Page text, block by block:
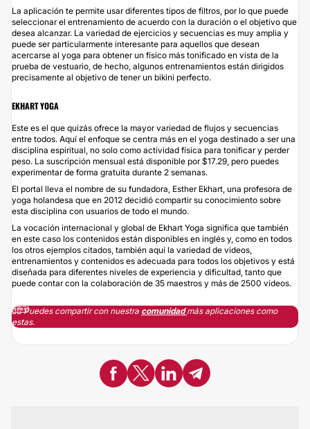
La aplicación te permite usar diferentes tipos de filtros, por lo que puede
seleccionar el entrenamiento de acuerdo con la duración o el objetivo que
desea alcanzar. La variedad de ejercicios y secuencias es muy amplia y
puede ser particularmente interesante para aquellos que desean
acercarse al yoga para obtener un físico más tonificado en vista de la
prueba de vestuario, de hecho, algunos entrenamientos están dirigidos
precisamente al objetivo de tener un bikini perfecto.
EKHART YOGA
Este es el que quizás ofrece la mayor variedad de flujos y secuencias
entre todos. Aquí el enfoque se centra más en el yoga destinado a ser una
disciplina espiritual, no solo como actividad física para tonificar y perder
peso. La suscripción mensual está disponible por $17.29, pero puedes
experimentar de forma gratuita durante 2 semanas.
El portal lleva el nombre de su fundadora, Esther Ekhart, una profesora de
yoga holandesa que en 2012 decidió compartir su conocimiento sobre
esta disciplina con usuarios de todo el mundo.
La vocación internacional y global de Ekhart Yoga significa que también
en este caso los contenidos están disponibles en inglés y, como en todos
los otros ejemplos citados, también aquí la variedad de videos,
entrenamientos y contenidos es adecuada para todos los objetivos y está
diseñada para diferentes niveles de experiencia y dificultad, tanto que
puede contar con la colaboración de 35 maestros y más de 2500 videos.
🧘‍♀️ Puedes compartir con nuestra comunidadmás aplicaciones como
estas.